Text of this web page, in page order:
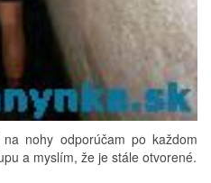
nohy odporúčam po každom
a myslím, že je stále otvorené.